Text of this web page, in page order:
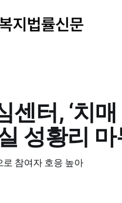
센터, ‘치
성황리
로 참여자 호응 높아